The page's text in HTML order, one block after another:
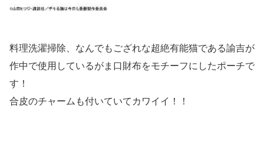
料理洗濯掃除、なんでもござれな超絶有能猫である諭吉が
作中で使用しているがま口財布をモチーフにしたポーチで
す！
合皮のチャームも付いていてカワイイ！！